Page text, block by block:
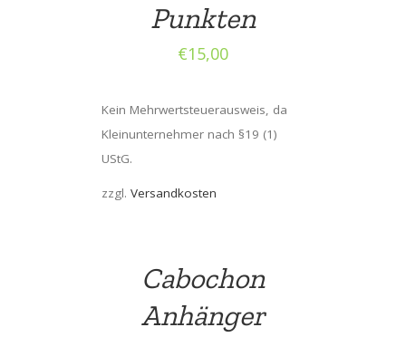
Punkten
€15,00
Kein Mehrwertsteuerausweis, da
Kleinunternehmer nach §19 (1)
UStG.
zzgl. Versandkosten
Cabochon
Anhänger